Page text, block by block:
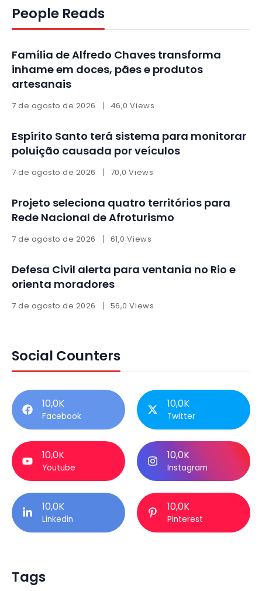
People Reads
Família de Alfredo Chaves transforma
inhame em doces, pães e produtos
artesanais
7 de agosto de 2026 46,0 Views
Espírito Santo terá sistema para monitorar
poluição causada por veículos
7 de agosto de 2026 70,0 Views
Projeto seleciona quatro territórios para
Rede Nacional de Afroturismo
7 de agosto de 2026 61,0 Views
Defesa Civil alerta para ventania no Rio e
orienta moradores
7 de agosto de 2026 56,0 Views
Social Counters
10,0K
Facebook
10,0K
Twitter
10,0K
Youtube
10,0K
Instagram
10,0K
Linkedin
10,0K
Pinterest
Tags